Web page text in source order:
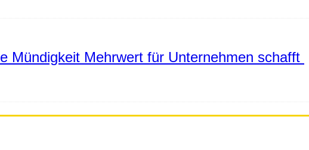
Mündigkeit Mehrwert für Unternehmen schafft